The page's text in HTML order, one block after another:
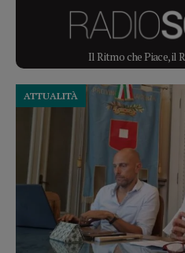
Il Ritmo che Piace, il
ATTUALITÀ